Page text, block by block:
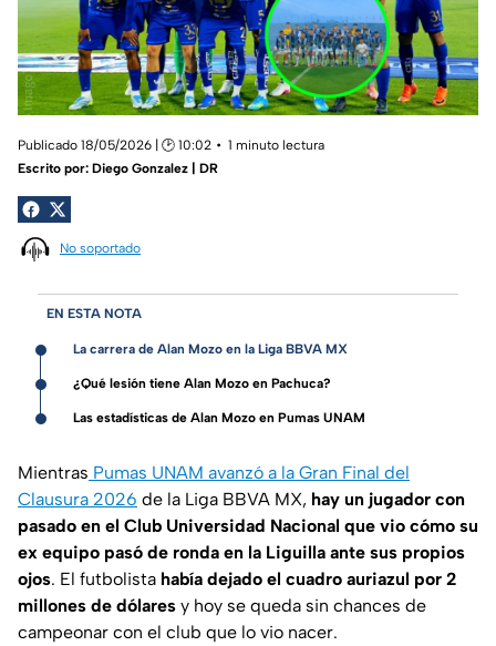
Publicado 18/05/2026 | 🕑 10:02
1 minuto lectura
Escrito por: Diego Gonzalez | DR
No soportado
EN ESTA NOTA
La carrera de Alan Mozo en la Liga BBVA MX
¿Qué lesión tiene Alan Mozo en Pachuca?
Las estadísticas de Alan Mozo en Pumas UNAM
Mientras Pumas UNAM avanzó a la Gran Final del
Clausura 2026 de la Liga BBVA MX, hay un jugador con
pasado en el Club Universidad Nacional que vio cómo su
ex equipo pasó de ronda en la Liguilla ante sus propios
ojos. El futbolista había dejado el cuadro auriazul por 2
millones de dólares y hoy se queda sin chances de
campeonar con el club que lo vio nacer.